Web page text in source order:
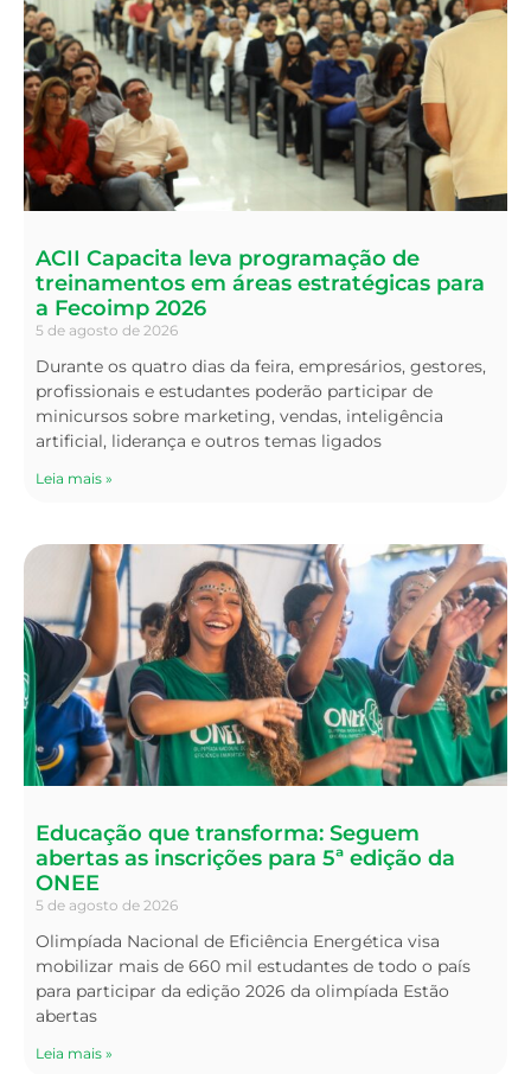
ACII Capacita leva programação de
treinamentos em áreas estratégicas para
a Fecoimp 2026
5 de agosto de 2026
Durante os quatro dias da feira, empresários, gestores,
profissionais e estudantes poderão participar de
minicursos sobre marketing, vendas, inteligência
artificial, liderança e outros temas ligados
Leia mais »
Educação que transforma: Seguem
abertas as inscrições para 5ª edição da
ONEE
5 de agosto de 2026
Olimpíada Nacional de Eficiência Energética visa
mobilizar mais de 660 mil estudantes de todo o país
para participar da edição 2026 da olimpíada Estão
abertas
Leia mais »